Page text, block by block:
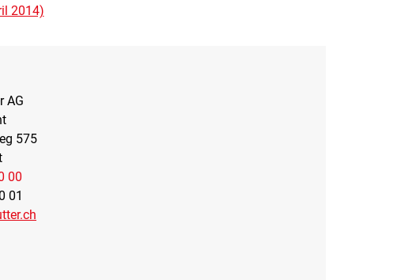
2014)
AG
575
00
01
Link wird in einem neuen Fenster geöffnet.